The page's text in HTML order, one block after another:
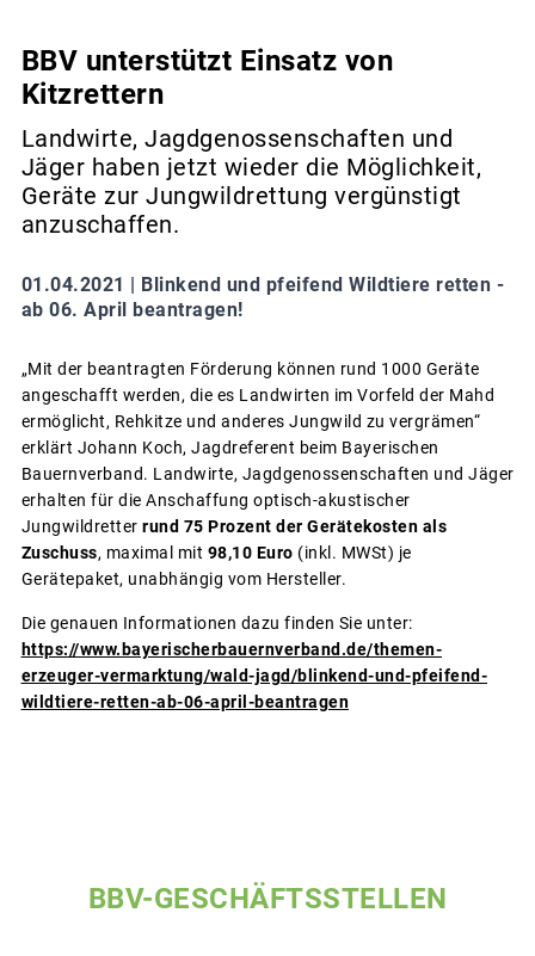
BBV unterstützt Einsatz von
Kitzrettern
Landwirte, Jagdgenossenschaften und
Jäger haben jetzt wieder die Möglichkeit,
Geräte zur Jungwildrettung vergünstigt
anzuschaffen.
01.04.2021 | Blinkend und pfeifend Wildtiere retten -
ab 06. April beantragen!
„Mit der beantragten Förderung können rund 1000 Geräte
angeschafft werden, die es Landwirten im Vorfeld der Mahd
ermöglicht, Rehkitze und anderes Jungwild zu vergrämen“
erklärt Johann Koch, Jagdreferent beim Bayerischen
Bauernverband. Landwirte, Jagdgenossenschaften und Jäger
erhalten für die Anschaffung optisch-akustischer
Jungwildretter rund 75 Prozent der Gerätekosten als
Zuschuss, maximal mit 98,10 Euro (inkl. MWSt) je
Gerätepaket, unabhängig vom Hersteller.
Die genauen Informationen dazu finden Sie unter:
https://www.bayerischerbauernverband.de/themen-
erzeuger-vermarktung/wald-jagd/blinkend-und-pfeifend-
wildtiere-retten-ab-06-april-beantragen
BBV-GESCHÄFTSSTELLEN